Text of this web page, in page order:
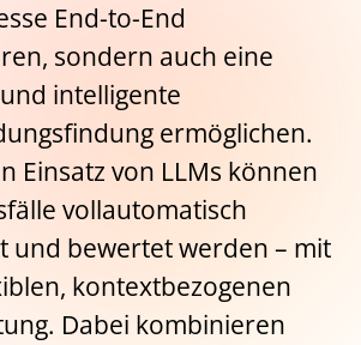
End-to-End
sondern auch eine
intelligente
ermöglichen.
Einsatz von LLMs können
vollautomatisch
und bewertet werden – mit
kontextbezogenen
Dabei kombinieren